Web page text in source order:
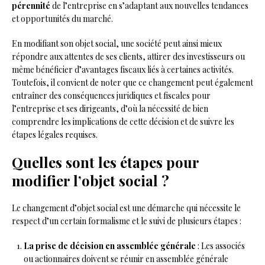
pérennité de l’entreprise en s’adaptant aux nouvelles tendances
et opportunités du marché.
En modifiant son objet social, une société peut ainsi mieux
répondre aux attentes de ses clients, attirer des investisseurs ou
même bénéficier d’avantages fiscaux liés à certaines activités.
Toutefois, il convient de noter que ce changement peut également
entraîner des conséquences juridiques et fiscales pour
l’entreprise et ses dirigeants, d’où la nécessité de bien
comprendre les implications de cette décision et de suivre les
étapes légales requises.
Quelles sont les étapes pour
modifier l’objet social ?
Le changement d’objet social est une démarche qui nécessite le
respect d’un certain formalisme et le suivi de plusieurs étapes :
La prise de décision en assemblée générale : Les associés
ou actionnaires doivent se réunir en assemblée générale